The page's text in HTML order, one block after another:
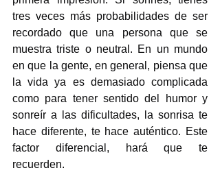
tres veces más probabilidades de ser
recordado que una persona que se
muestra triste o neutral. En un mundo
en que la gente, en general, piensa que
la vida ya es demasiado complicada
como para tener sentido del humor y
sonreír a las dificultades, la sonrisa te
hace diferente, te hace auténtico. Este
factor diferencial, hará que te
recuerden.